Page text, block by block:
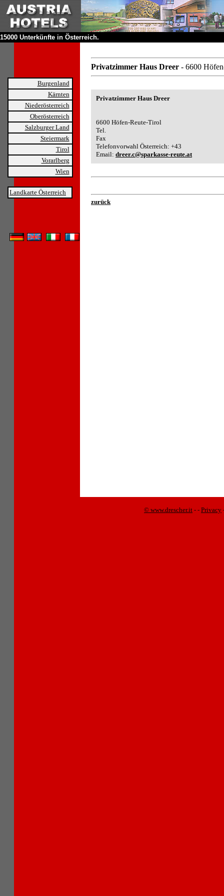
15000 Unterkünfte in Österreich.
Burgenland
Kärnten
Niederösterreich
Oberösterreich
Salzburger Land
Steiermark
Tirol
Vorarlberg
Wien
Landkarte Österreich
Privatzimmer Haus Dreer - 6600
Privatzimmer Haus Dreer
6600 Höfen-Reute-Tirol
Tel.
Fax
Telefonvorwahl Österreich: +43
Email: dreer.c@sparkasse-reute.at
zurück
© www.drescher.it - - Privacy